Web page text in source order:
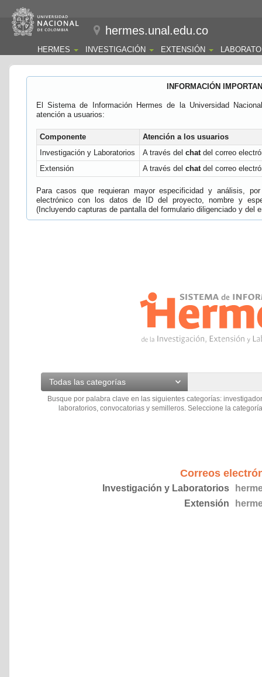
hermes.unal.edu.co
HERMES INVESTIGACIÓN EXTENSIÓN
INFORMACIÓN
El Sistema de Información Hermes de la Universidad
atención a usuarios:
Componente
Atención a los usuarios
Investigación y Laboratorios
A través del chatdel correo
Extensión
A través del chatdel correo
Para casos que requieran mayor especificidad y análisis,
electrónico con los datos de ID del proyecto, nombre y
(Incluyendo capturas de pantalla del formulario diligenciado y del
Todas las categorías
Busque por palabra clave en las siguientes categorías:
laboratorios, convocatorias y semilleros. Seleccione la
Correos
Investigación y Laboratorios
Extensión